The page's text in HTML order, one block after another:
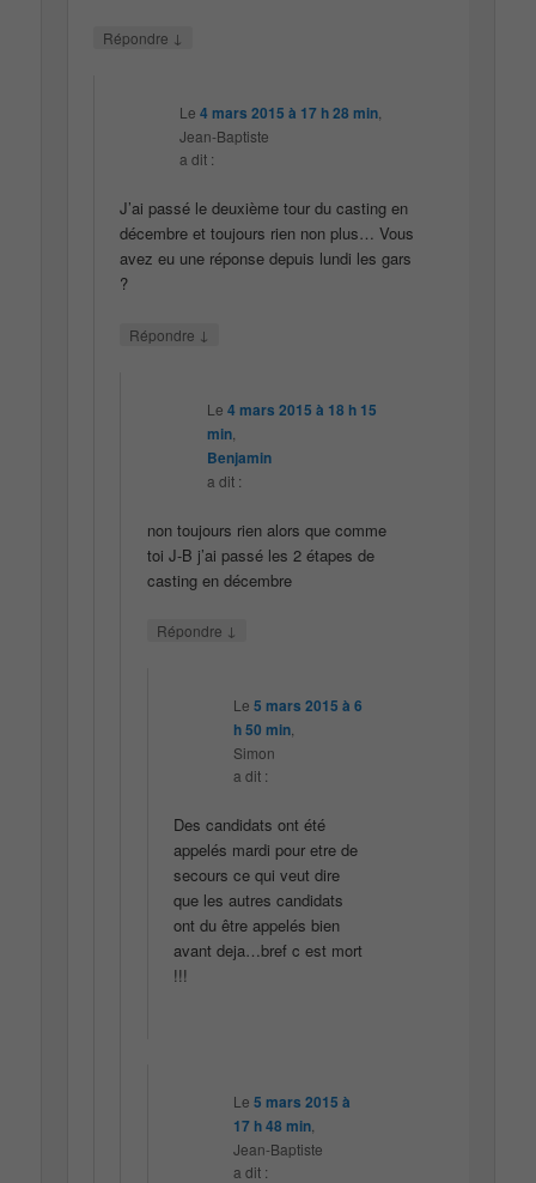
Répondre ↓
Le4 mars 2015 à 17 h 28 min
Jean-Baptiste
a dit :
J’ai passé le deuxième tour du casting en
décembre et toujours rien non plus… Vous
avez eu une réponse depuis lundi les gars
?
Répondre ↓
Le 4 mars 2015 à 18 h 15
min,
Benjamin
a dit :
non toujours rien alors que comme
toi J-B j’ai passé les 2 étapes de
casting en décembre
Répondre ↓
Le 5 mars 2015 à 6
h 50 min,
Simon
a dit :
Des candidats ont été
appelés mardi pour etre de
secours ce qui veut dire
que les autres candidats
ont du être appelés bien
avant deja…bref c est mort
!!!
Le 5 mars 2015 à
17 h 48 min,
Jean-Baptiste
a dit :